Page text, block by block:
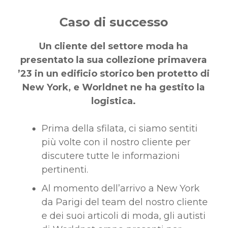
Caso di successo
Un cliente del settore moda ha
presentato la sua collezione primavera
’23 in un edificio storico ben protetto di
New York, e Worldnet ne ha gestito la
logistica.
Prima della sfilata, ci siamo sentiti
più volte con il nostro cliente per
discutere tutte le informazioni
pertinenti.
Al momento dell’arrivo a New York
da Parigi del team del nostro cliente
e dei suoi articoli di moda, gli autisti